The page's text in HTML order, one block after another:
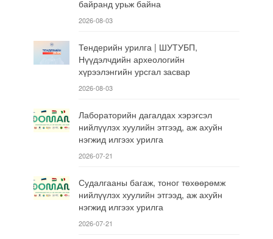
байранд урьж байна
2026-08-03
Тендерийн урилга | ШУТУБП,
Нүүдэлчдийн археологийн
хүрээлэнгийн урсгал засвар
2026-08-03
Лабораторийн дагалдах хэрэгсэл
нийлүүлэх хуулийн этгээд, аж ахуйн
нэгжид илгээх урилга
2026-07-21
Судалгааны багаж, тоног төхөөрөмж
нийлүүлэх хуулийн этгээд, аж ахуйн
нэгжид илгээх урилга
2026-07-21